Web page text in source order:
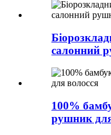
салонний
100%
рушник